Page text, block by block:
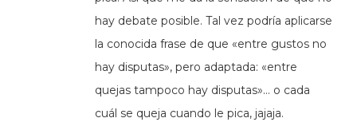
hay debate posible. Tal vez podría aplicarse
la conocida frase de que «entre gustos no
hay disputas», pero adaptada: «entre
quejas tampoco hay disputas»… o cada
cuál se queja cuando le pica, jajaja.